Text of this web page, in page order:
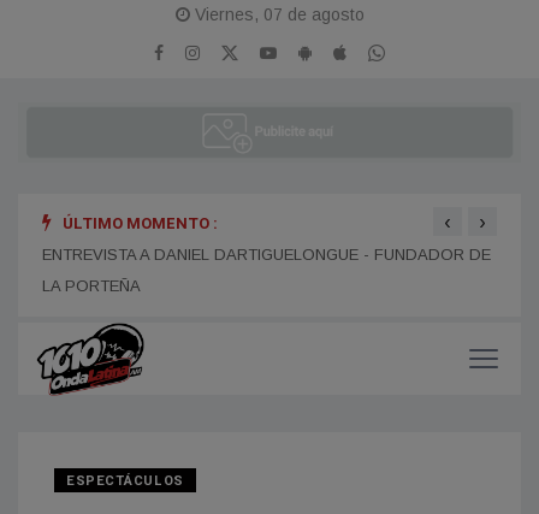
Viernes, 07 de agosto
ÚLTIMO MOMENTO :
ENTREVISTA A DANIEL DARTIGUELONGUE - FUNDADOR DE
LA PORTEÑA
ENTREVISTA A ALEJANDRO KIM
‹ ›
ESPECTÁCULOS